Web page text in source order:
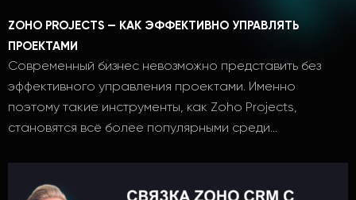
ZOHO PROJECTS — КАК ЭФФЕКТИВНО УПРАВЛЯТЬ
ПРОЕКТАМИ
Современный бизнес невозможно представить без
эффективного управления проектами. Именно
поэтому такие инструменты, как Zoho Projects,
становятся всё более популярными среди…